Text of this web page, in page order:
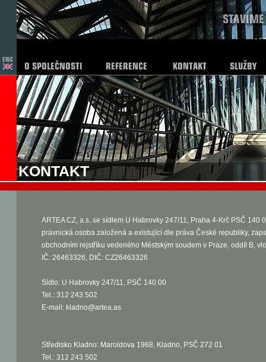
KONTAKT
ARTEA CZ, a.s. se sídlem U Habrovky 247/11, Praha 4-Krč PSČ 140
právnická osoba založená a existující dle práva České republiky,
obchodním rejstříku vedeného Městským soudem v Praze, oddíl B,
IČ: 26463326, DIČ: CZ26463326
Sídlo: U Habrovky 247/11, PSČ 140 00
Tel.: 312 243 502
E-mail: kladno@artea.as
Středisko Kladno: Maroldova 1968, Kladno, PSČ 272 01
Tel.: 312 243 502